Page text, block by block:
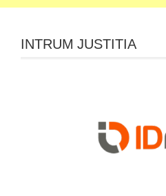
INTRUM JUSTITIA